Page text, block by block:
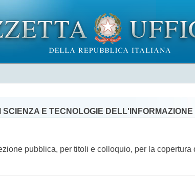
E TECNOLOGIE
pubblica, per titoli e colloquio, per la